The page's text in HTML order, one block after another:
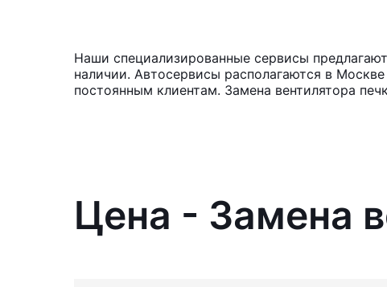
Наши специализированные сервисы
наличии. Автосервисы располагаются в
постоянным клиентам. Замена вентилятора
Цена - Замена